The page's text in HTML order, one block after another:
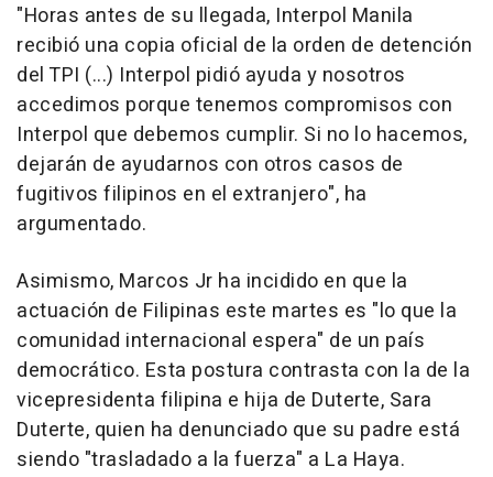
"Horas antes de su llegada, Interpol Manila
recibió una copia oficial de la orden de detención
del TPI (...) Interpol pidió ayuda y nosotros
accedimos porque tenemos compromisos con
Interpol que debemos cumplir. Si no lo hacemos,
dejarán de ayudarnos con otros casos de
fugitivos filipinos en el extranjero", ha
argumentado.
Asimismo, Marcos Jr ha incidido en que la
actuación de Filipinas este martes es "lo que la
comunidad internacional espera" de un país
democrático. Esta postura contrasta con la de la
vicepresidenta filipina e hija de Duterte, Sara
Duterte, quien ha denunciado que su padre está
siendo "trasladado a la fuerza" a La Haya.